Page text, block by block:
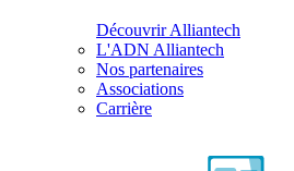
Découvrir Alliantech
L'ADN Alliantech
Nos partenaires
Associations
Carrière